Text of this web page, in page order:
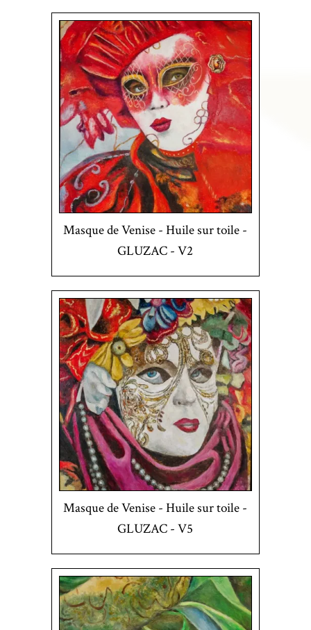
Masque de Venise - Huile sur toile -
GLUZAC - V2
Masque de Venise - Huile sur toile -
GLUZAC - V5